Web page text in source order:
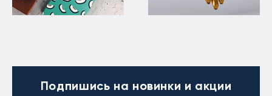
Подпишись на новинки и акции